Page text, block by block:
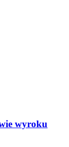
wyroku